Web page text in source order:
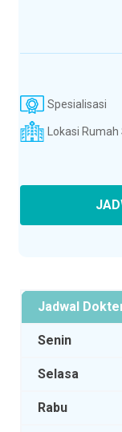
Spesialisasi
Lokasi
Jadwal
Senin
Selasa
Rabu